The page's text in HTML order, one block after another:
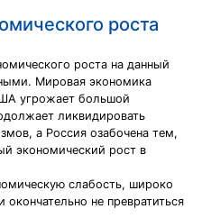
роста
роста на данный
Мировая экономика
угрожает большой
ликвидировать
а Россия озабочена тем,
экономический рост в
слабость, широко
окончательно не превратиться